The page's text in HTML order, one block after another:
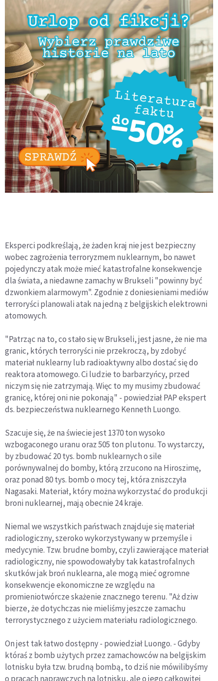
Eksperci podkreślają, że żaden kraj nie jest bezpieczny
wobec zagrożenia terroryzmem nuklearnym, bo nawet
pojedynczy atak może mieć katastrofalne konsekwencje
dla świata, a niedawne zamachy w Brukseli "powinny być
dzwonkiem alarmowym". Zgodnie z doniesieniami mediów
terroryści planowali atak na jedną z belgijskich elektrowni
atomowych.
"Patrząc na to, co stało się w Brukseli, jest jasne, że nie ma
granic, których terroryści nie przekroczą, by zdobyć
materiał nuklearny lub radioaktywny albo dostać się do
reaktora atomowego. Ci ludzie to barbarzyńcy, przed
niczym się nie zatrzymają. Więc to my musimy zbudować
granicę, której oni nie pokonają" - powiedział PAP ekspert
ds. bezpieczeństwa nuklearnego Kenneth Luongo.
Szacuje się, że na świecie jest 1370 ton wysoko
wzbogaconego uranu oraz 505 ton plutonu. To wystarczy,
by zbudować 20 tys. bomb nuklearnych o sile
porównywalnej do bomby, którą zrzucono na Hiroszimę,
oraz ponad 80 tys. bomb o mocy tej, która zniszczyła
Nagasaki. Materiał, który można wykorzystać do produkcji
broni nuklearnej, mają obecnie 24 kraje.
Niemal we wszystkich państwach znajduje się materiał
radiologiczny, szeroko wykorzystywany w przemyśle i
medycynie. Tzw. brudne bomby, czyli zawierające materiał
radiologiczny, nie spowodowałyby tak katastrofalnych
skutków jak broń nuklearna, ale mogą mieć ogromne
konsekwencje ekonomiczne ze względu na
promieniotwórcze skażenie znacznego terenu. "Aż dziw
bierze, że dotychczas nie mieliśmy jeszcze zamachu
terrorystycznego z użyciem materiału radiologicznego.
On jest tak łatwo dostępny - powiedział Luongo. - Gdyby
któraś z bomb użytych przez zamachowców na belgijskim
lotnisku była tzw. brudną bombą, to dziś nie mówilibyśmy
o pracach naprawczych na lotnisku, ale o jego całkowitej